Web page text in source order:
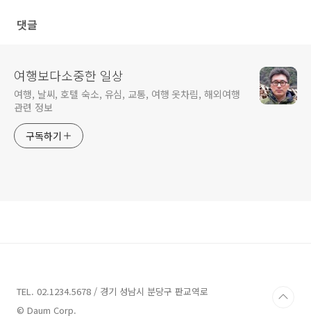
댓글
여행보다소중한 일상
여행, 날씨, 호텔 숙소, 유심, 교통, 여행 옷차림, 해외여행
관련 정보
구독하기
TEL. 02.1234.5678 / 경기 성남시 분당구 판교역로
© Daum Corp.